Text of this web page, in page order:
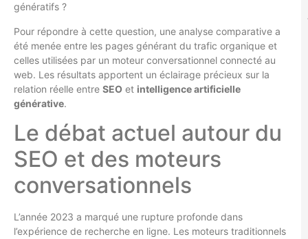
génératifs ?
Pour répondre à cette question, une analyse comparative a
été menée entre les pages générant du trafic organique et
celles utilisées par un moteur conversationnel connecté au
web. Les résultats apportent un éclairage précieux sur la
relation réelle entre SEO et intelligence artificielle
générative.
Le débat actuel autour du
SEO et des moteurs
conversationnels
L’année 2023 a marqué une rupture profonde dans
l’expérience de recherche en ligne. Les moteurs traditionnels